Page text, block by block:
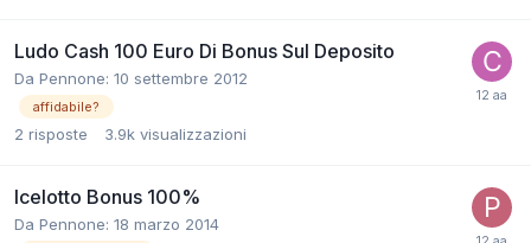
Ludo Cash 100 Euro Di Bonus Sul Deposito
Da Pennone: 10 settembre 2012
affidabile?
2 risposte 3.9k visualizzazioni
Icelotto Bonus 100%
Da Pennone: 18 marzo 2014